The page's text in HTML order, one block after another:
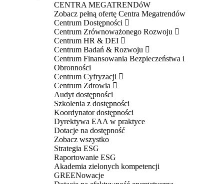
CENTRA MEGATRENDóW
Zobacz pełną ofertę Centra Megatrendów
Centrum Dostępności
Centrum Zrównoważonego Rozwoju
Centrum HR & DEI
Centrum Badań & Rozwoju
Centrum Finansowania Bezpieczeństwa i
Obronności
Centrum Cyfryzacji
Centrum Zdrowia
Audyt dostępności
Szkolenia z dostępności
Koordynator dostępności
Dyrektywa EAA w praktyce
Dotacje na dostępność
Zobacz wszystko
Strategia ESG
Raportowanie ESG
Akademia zielonych kompetencji
GREENowacje